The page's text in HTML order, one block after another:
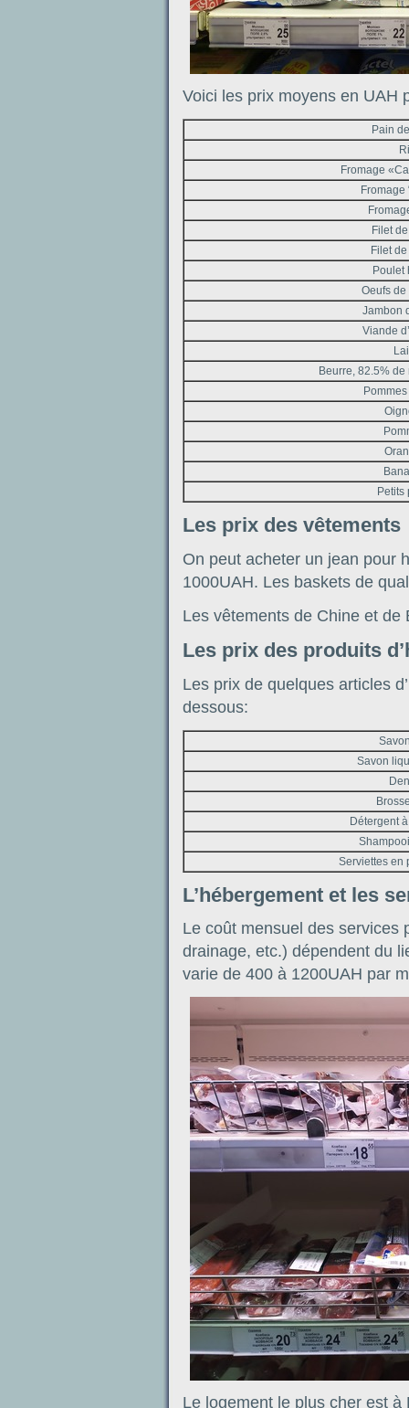
Voici les prix moyens en UAH
Pain
Fromage
Fromage
Filet
Filet
Poulet
Oeufs
Jambon
Viande
Beurre, 82.5%
Petits
Les prix des vêtements
On peut acheter un jean pour
1000UAH. Les baskets de
Les vêtements de Chine et
Les prix des produits
Les prix de quelques articles
dessous:
Savon
Détergent
Serviettes en
L’hébergement et les
Le coût mensuel des services
drainage, etc.) dépendent du
varie de 400 à 1200UAH par
Le logement le plus cher est